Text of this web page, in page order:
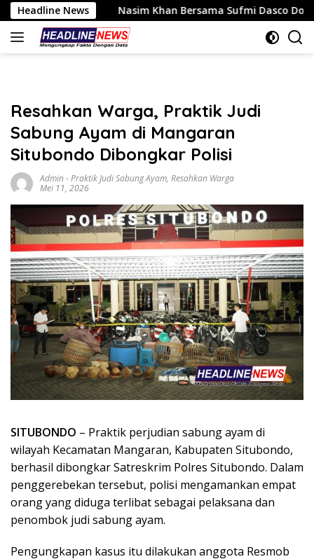
Langsung
ke
konten
Headline News
Nasim Khan Bersama Sufmi Dasco Dorong Dialog
Resahkan Warga, Praktik Judi
Sabung Ayam di Mangaran
Situbondo Dibongkar Polisi
Admin-Praktik Judi Sabung Ayam, Resahkan Warga
Mei 11, 2026
SITUBONDO – Praktik perjudian sabung ayam di
wilayah Kecamatan Mangaran, Kabupaten Situbondo,
berhasil dibongkar Satreskrim Polres Situbondo. Dalam
penggerebekan tersebut, polisi mengamankan empat
orang yang diduga terlibat sebagai pelaksana dan
penombok judi sabung ayam.
Pengungkapan kasus itu dilakukan anggota Resmob